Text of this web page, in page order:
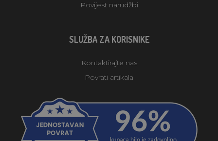
Povijest narudžbi
SLUŽBA ZA KORISNIKE
Kontaktirajte nas
Povrati artikala